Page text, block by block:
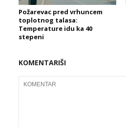
Požarevac pred vrhuncem
toplotnog talasa:
Temperature idu ka 40
stepeni
KOMENTARIŠI